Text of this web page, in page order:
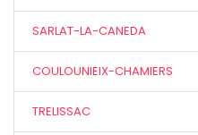
SARLAT-LA-CANEDA
COULOUNIEIX-CHAMIERS
TRELISSAC